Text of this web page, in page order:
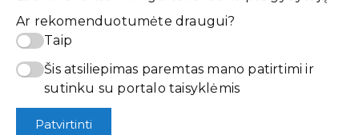
Ar rekomenduotumėte draugui?
Taip
Šis atsiliepimas paremtas mano patirtimi ir
sutinku su portalo taisyklėmis
Patvirtinti